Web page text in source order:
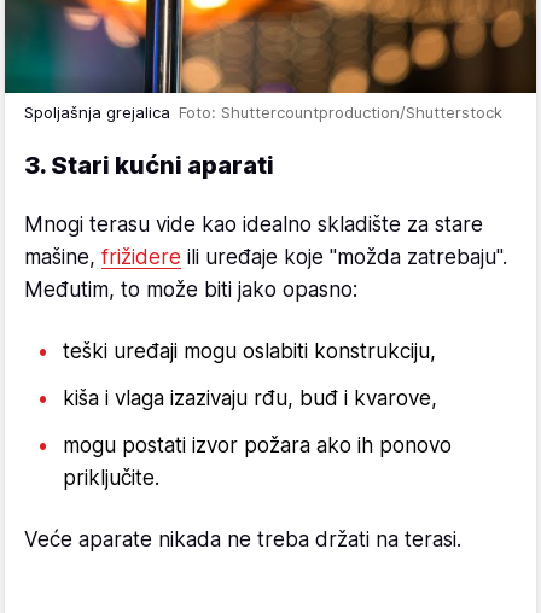
Spoljašnja grejalica Foto: Shuttercountproduction/Shutterstock
3. Stari kućni aparati
Mnogi terasu vide kao idealno skladište za stare
mašine, frižidere ili uređaje koje "možda zatrebaju".
Međutim, to može biti jako opasno:
teški uređaji mogu oslabiti konstrukciju,
kiša i vlaga izazivaju rđu, buđ i kvarove,
mogu postati izvor požara ako ih ponovo
priključite.
Veće aparate nikada ne treba držati na terasi.